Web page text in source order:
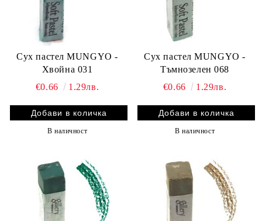
Сух пастел MUNGYO -
Хвойна 031
€0.66
1.29лв.
В наличност
Сух пастел MUNGYO -
Тъмнозелен 068
€0.66
1.29лв.
В наличност